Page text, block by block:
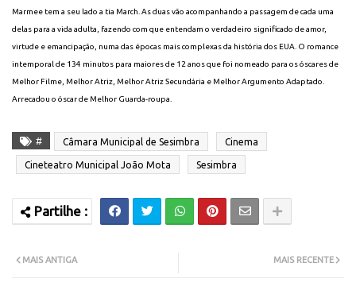
Marmee tem a seu lado a tia March. As duas vão acompanhando a passagem de cada uma
delas para a vida adulta, fazendo com que entendam o verdadeiro significado de amor,
virtude e emancipação, numa das épocas mais complexas da história dos EUA. O romance
intemporal de 134 minutos para maiores de 12 anos que foi nomeado para os óscares de
Melhor Filme, Melhor Atriz, Melhor Atriz Secundária e Melhor Argumento Adaptado.
Arrecadou o óscar de Melhor Guarda-roupa.
# Câmara Municipal de Sesimbra Cinema
Cineteatro Municipal João Mota Sesimbra
MAIS RECENTE
MAIS ANTIGA